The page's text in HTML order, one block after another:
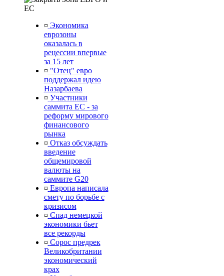
ЕС
¤ Экономика
еврозоны
оказалась в
рецессии впервые
за 15 лет
¤ "Отец" евро
поддержал идею
Назарбаева
¤ Участники
саммита ЕС - за
реформу мирового
финансового
рынка
¤ Отказ обсуждать
введение
общемировой
валюты на
саммите G20
¤ Европа написала
смету по борьбе с
кризисом
¤ Спад немецкой
экономики бьет
все рекорды
¤ Сорос предрек
Великобритании
экономический
крах